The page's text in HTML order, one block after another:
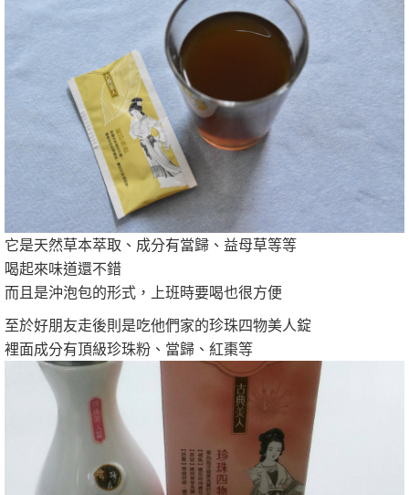
它是天然草本萃取、成分有當歸、益母草等等
喝起來味道還不錯
而且是沖泡包的形式，上班時要喝也很方便
至於好朋友走後則是吃他們家的珍珠四物美人錠
裡面成分有頂級珍珠粉、當歸、紅棗等